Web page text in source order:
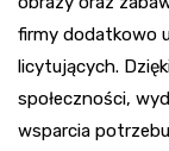
firmy dodatkowo
licytujących.
społeczności,
wsparcia